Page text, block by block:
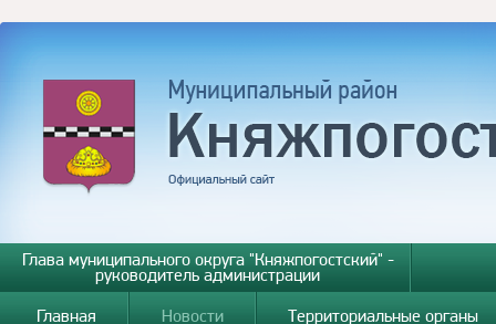
Глава муниципального округа "Княжпогостский" -
руководитель администрации
Главная
Новости Территориальные органы